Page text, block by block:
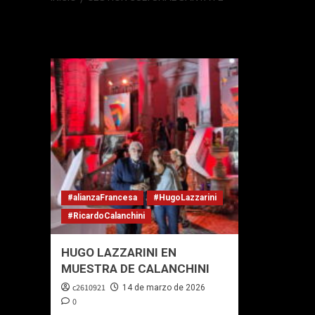
#alianzaFrancesa
#HugoLazzarini
#RicardoCalanchini
HUGO LAZZARINI EN
MUESTRA DE CALANCHINI
c2610921 14 de marzo de 2026
0